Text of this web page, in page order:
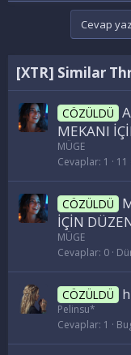
Cevap
[XTR] Similar
CÖZÜLDÜ
MEKANI
MÜGE
Cevaplar 1 11
CÖZÜLDÜ
İÇİN
MÜGE
Cevaplar 0
CÖZÜLDÜ
Pelinsu*
Cevaplar 1